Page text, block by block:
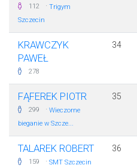
112 · Trigym
Szczecin
KRAWCZYK
PAWEŁ
278
34
FĄFEREK PIOTR
299 · Wieczorne
bieganie w Szcze...
35
TALAREK ROBERT
159 · SMT Szczecin
36